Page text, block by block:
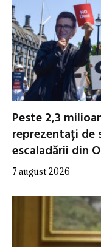
Peste 2,3
reprezentați de
escaladării din
7 august 2026